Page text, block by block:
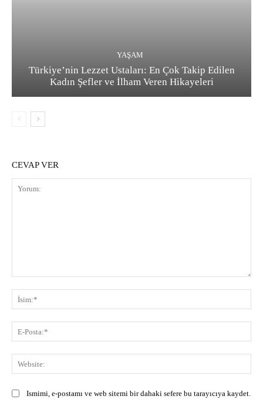
YAŞAM
Türkiye’nin Lezzet Ustaları: En Çok Takip Edilen
Kadın Şefler ve İlham Veren Hikayeleri
CEVAP VER
Ismimi, e-postamı ve web sitemi bir dahaki sefere bu tarayıcıya kaydet.